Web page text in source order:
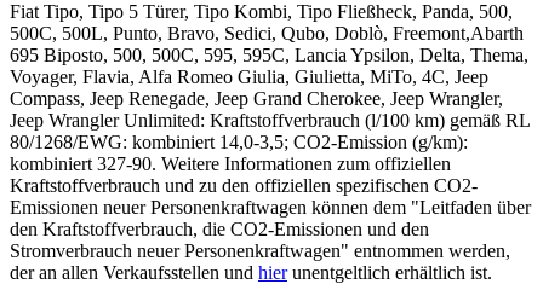
Fiat Tipo, Tipo 5 Türer, Tipo Kombi, Tipo Fließheck, Panda, 500,
500C, 500L, Punto, Bravo, Sedici, Qubo, Doblò, Freemont,Abarth
695 Biposto, 500, 500C, 595, 595C, Lancia Ypsilon, Delta, Thema,
Voyager, Flavia, Alfa Romeo Giulia, Giulietta, MiTo, 4C, Jeep
Compass, Jeep Renegade, Jeep Grand Cherokee, Jeep Wrangler,
Jeep Wrangler Unlimited: Kraftstoffverbrauch (l/100 km) gemäß RL
80/1268/EWG: kombiniert 14,0-3,5; CO2-Emission (g/km):
kombiniert 327-90. Weitere Informationen zum offiziellen
Kraftstoffverbrauch und zu den offiziellen spezifischen CO2-
Emissionen neuer Personenkraftwagen können dem "Leitfaden über
den Kraftstoffverbrauch, die CO2-Emissionen und den
Stromverbrauch neuer Personenkraftwagen" entnommen werden,
der an allen Verkaufsstellen und hierunentgeltlich erhältlich ist.